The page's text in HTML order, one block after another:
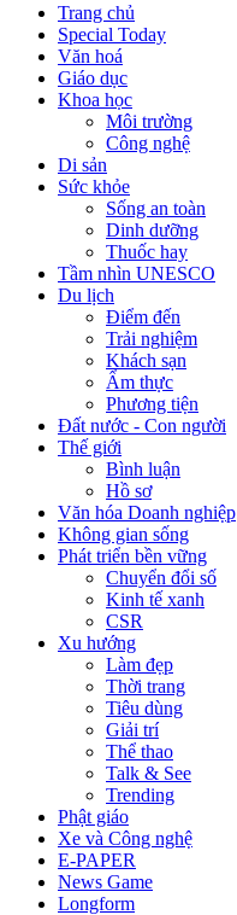
Trang chủ
Special Today
Văn hoá
Giáo dục
Khoa học
Môi trường
Công nghệ
Di sản
Sức khỏe
Sống an toàn
Dinh dưỡng
Thuốc hay
Tầm nhìn UNESCO
Du lịch
Điểm đến
Trải nghiệm
Khách sạn
Ẩm thực
Phương tiện
Đất nước - Con người
Thế giới
Bình luận
Hồ sơ
Văn hóa Doanh nghiệp
Không gian sống
Phát triển bền vững
Chuyển đổi số
Kinh tế xanh
CSR
Xu hướng
Làm đẹp
Thời trang
Tiêu dùng
Giải trí
Thể thao
Talk & See
Trending
Phật giáo
Xe và Công nghệ
E-PAPER
News Game
Longform